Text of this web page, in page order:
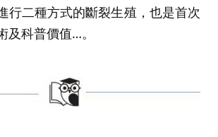
行二種方式的斷裂生殖，也是首次
及科普價值…。